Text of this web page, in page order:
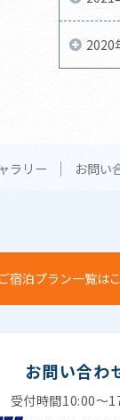
2020
ラリー お問い
ご宿泊プラン一覧は
お問い合わ
受付時間10:00～